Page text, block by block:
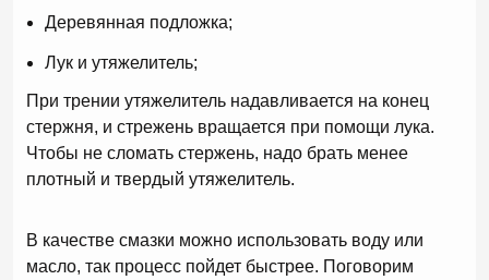
Деревянная подложка;
Лук и утяжелитель;
При трении утяжелитель надавливается на конец
стержня, и стрежень вращается при помощи лука.
Чтобы не сломать стержень, надо брать менее
плотный и твердый утяжелитель.
В качестве смазки можно использовать воду или
масло, так процесс пойдет быстрее. Поговорим